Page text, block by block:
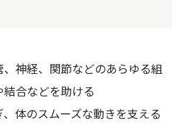
神経、関節などのあらゆる組
合などを助ける
体のスムーズな動きを支える